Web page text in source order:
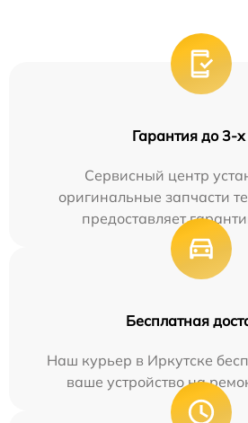
Гарантия до 3-х
Сервисный центр
оригинальные запчасти
предоставляет
Бесплатная
Наш курьер в Иркутске
ваше устройство на